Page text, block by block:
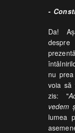
-
Da!
nu
voia să
zis: "
vedem
lumea